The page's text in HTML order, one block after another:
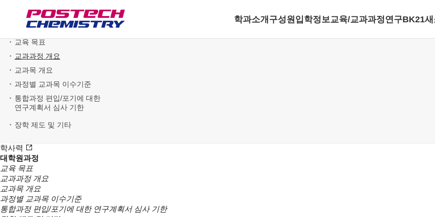
학과소개 구성원입학정보교육/교과과정연구BK21새
학부과정
대학원과정
교육 목표
교과과정 개요
교과목 개요
과정별 교과목 이수기준
통합과정 편입/포기에 대한
연구계획서 심사 기한
장학 제도 및 기타
학사력
대학원과정
교육 목표
교과과정 개요
교과목 개요
과정별 교과목 이수기준
통합과정 편입/포기에 대한 연구계획서 심사 기한